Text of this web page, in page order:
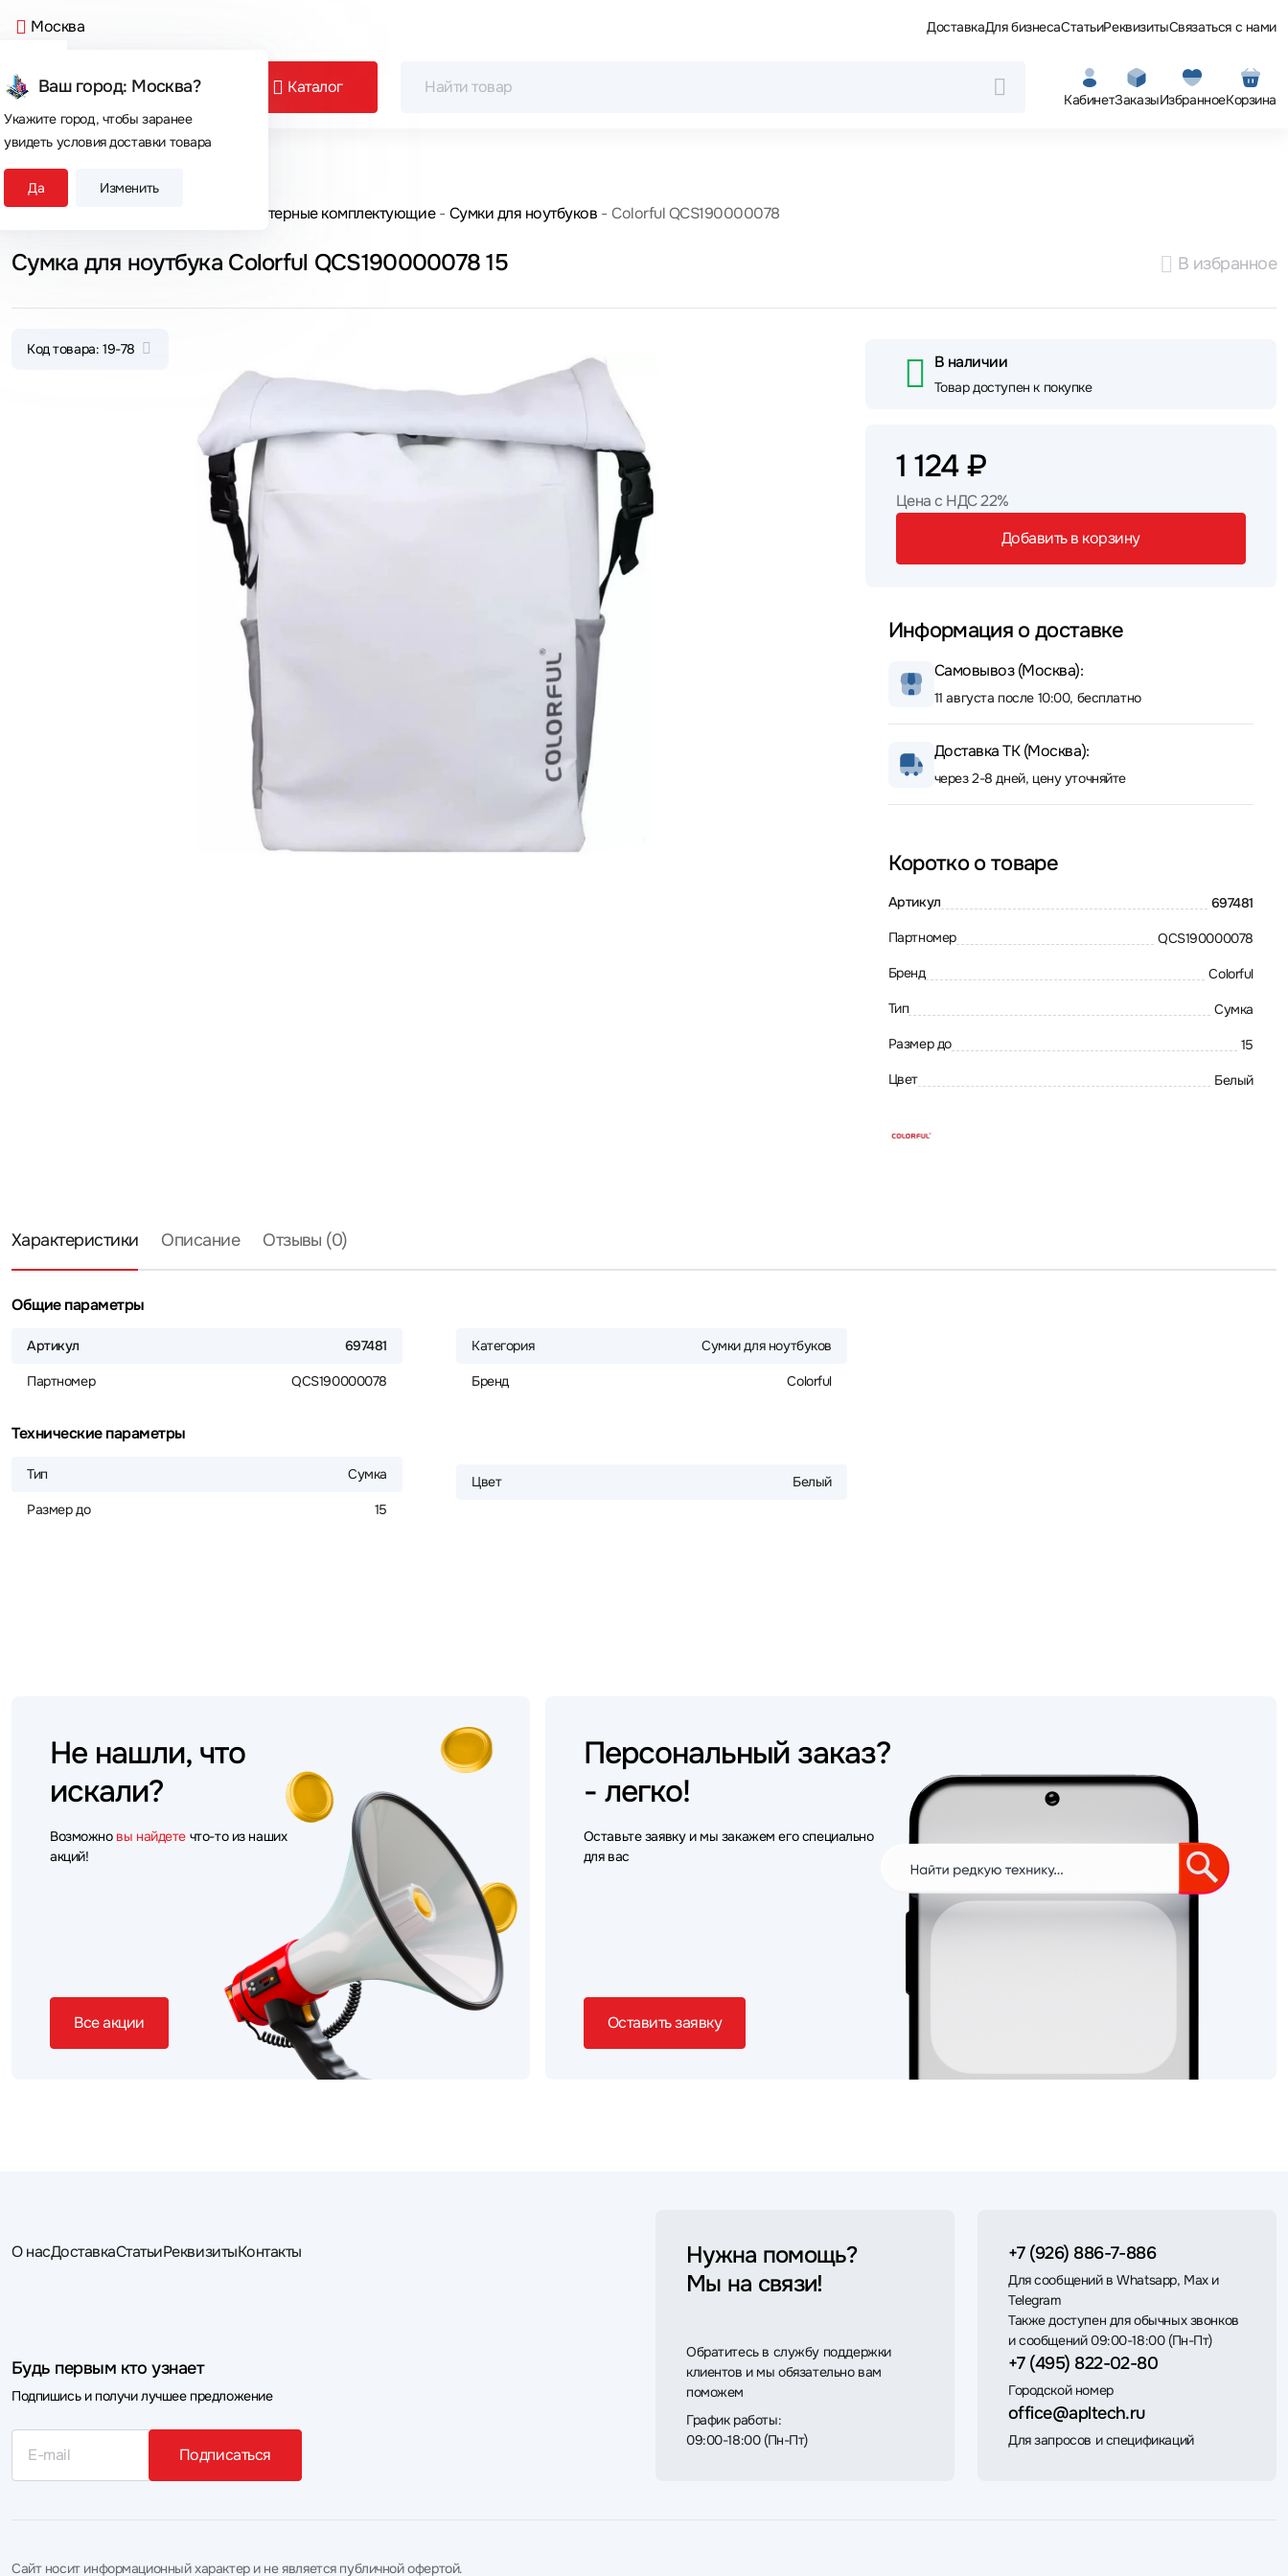
Москва
Ваш город: Москва?
Укажите город, чтобы заранее
увидеть условия доставки товара
Да Изменить
ДоставкаДля бизнесаСтатьиРеквизитыСвязаться с нами
Каталог
КабинетЗаказыИзбранноеКорзина
Сегодня покупают
Главная Компьютерные комплектующие Сумки для ноутбуков Colorful QCS190000078
Сумка для ноутбука Colorful QCS190000078 15 В избранное
Код товара: 19-78
В наличии
Товар доступен к покупке
1 124 ₽
Цена с НДС 22%
Добавить в корзину
Информация о доставке
Самовывоз (Москва):
11 августа после 10:00, бесплатно
Доставка ТК (Москва):
через 2-8 дней, цену уточняйте
Коротко о товаре
Артикул 697481
Партномер QCS190000078
Бренд Colorful
Тип Сумка
Размер до 15
Цвет Белый
Характеристики Описание Отзывы (0)
Общие параметры
Артикул 697481
Партномер QCS190000078
Категория Сумки для ноутбуков
Бренд Colorful
Технические параметры
Тип Сумка
Размер до 15
Цвет Белый
Не нашли, что
искали?
Возможно вы найдете что-то из наших
акций!
Все акции
Персональный заказ?
- легко!
Оставьте заявку и мы закажем его специально
для вас
Оставить заявку
О насДоставкаСтатьиРеквизитыКонтакты
Будь первым кто узнает
Подпишись и получи лучшее предложение
Подписаться
Нужна помощь?
Мы на связи!
Обратитесь в службу поддержки
клиентов и мы обязательно вам
поможем
График работы:
09:00-18:00 (Пн-Пт)
+7 (926) 886-7-886
Для сообщений в Whatsapp, Max и
Telegram
Также доступен для обычных звонков
и сообщений 09:00-18:00 (Пн-Пт)
+7 (495) 822-02-80
Городской номер
office@apltech.ru
Для запросов и спецификаций
Сайт носит информационный характер и не является публичной офертой.